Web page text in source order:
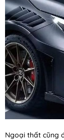
Ngoại thất cũng